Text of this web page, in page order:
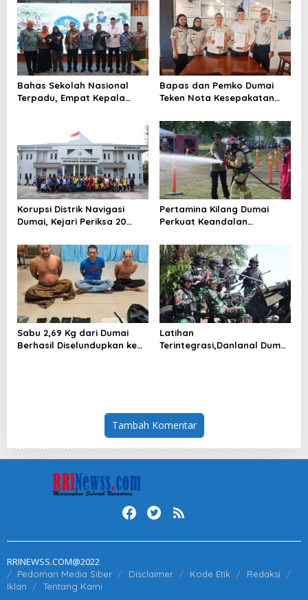
Bahas Sekolah Nasional
Terpadu, Empat Kepala
Bapas dan Pemko Dumai
Teken Nota Kesepakatan
Kerja Sosial
Korupsi Distrik Navigasi
Dumai, Kejari Periksa 20
Pertamina Kilang Dumai
Perkuat Keandalan
Sabu 2,69 Kg dari Dumai
Berhasil Diselundupkan ke
Latihan
Terintegrasi,Danlanal Dumai
Tambah Komentar
RRINEWSS.COM@2022
Pedoman Media Siber Disclaimer Kode Etik
Redaksi
Iklan
Tentang Kami